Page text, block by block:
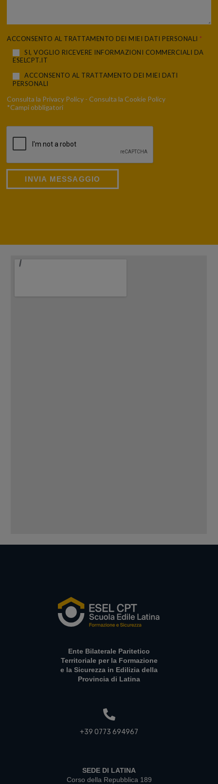
ACCONSENTO AL TRATTAMENTO DEI MIEI DATI PERSONALI *
SI, VOGLIO RICEVERE INFORMAZIONI COMMERCIALI DA
ESELCPT.IT
ACCONSENTO AL TRATTAMENTO DEI MIEI DATI
PERSONALI
Consulta la Privacy Policy - Consulta laCookie Policy
*Campi obbligatori
INVIA MESSAGGIO
Ente Bilaterale Paritetico
Territoriale per la Formazione
e la Sicurezza in Edilizia della
Provincia di Latina
+39 0773 694967
SEDE DI LATINA
Corso della Repubblica 189